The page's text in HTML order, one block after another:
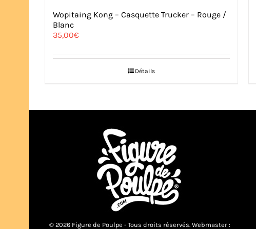
Wopitaing Kong – Casquette Trucker – Rouge /
Blanc
35,00€
Détails
© 2026 Figure de Poulpe - Tous droits réservés. Webmaster :